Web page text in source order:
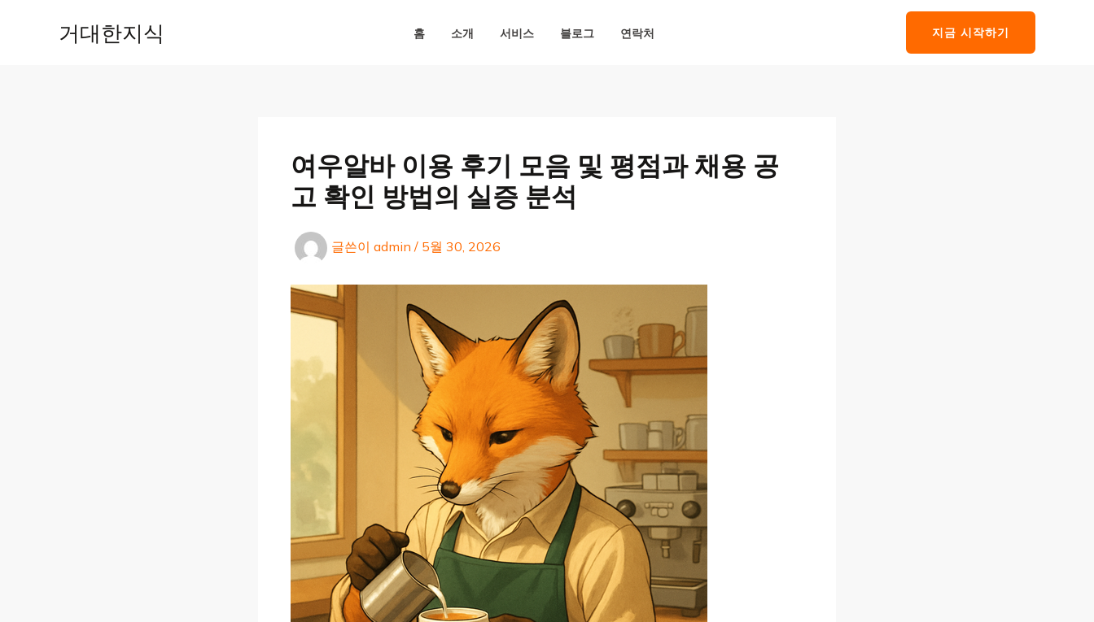
거대한지식 홈 소개 서비스 블로그 연락처 지금 시작하기
여우알바 이용 후기 모음 및 평점과 채용 공
고 확인 방법의 실증 분석
글쓴이 admin / 5월 30, 2026